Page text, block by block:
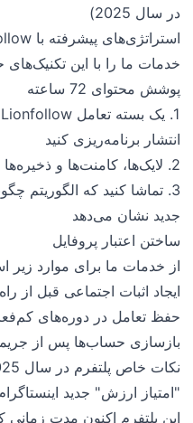
در سال 2025)
استراتژی‌های پیشرفته با Lionfollow
خدمات ما را با این
پوشش محتوای 72 ساعته
انتشار برنامه‌ریزی کنید
2. لایک‌ها، کامنت‌ها و ذخیره‌ها را در طول 3 روز اضافه کنید
3. تماشا کنید که الگوریتم
جدید نشان می‌دهد
ساختن اعتبار پروفایل
از خدمات ما برای موارد زیر
ایجاد اثبات اجتماعی قبل از
حفظ تعامل در دوره‌های
بازسازی حساب‌ها پس از
نکات خاص پلتفرم در سال 2025
"امتیاز ارزش" جدید
این پلتفرم اکنون مدت زمانی